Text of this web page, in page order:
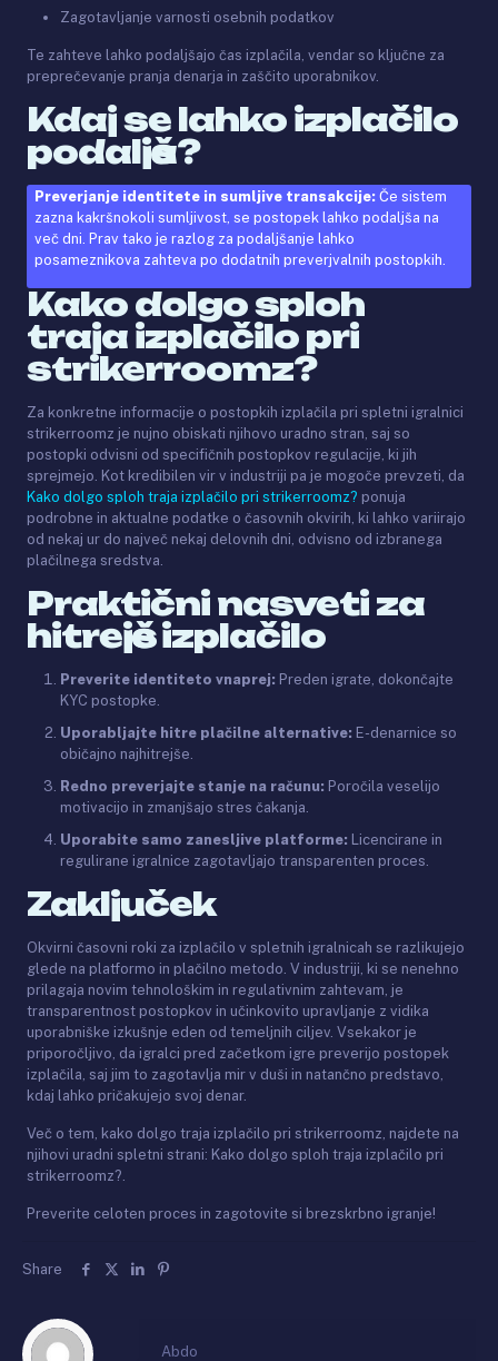
Zagotavljanje varnosti osebnih podatkov
Te zahteve lahko podaljšajo čas izplačila, vendar so ključne za
preprečevanje pranja denarja in zaščito uporabnikov.
Kdaj se lahko izplačilo
podaljša?
Preverjanje identitete in sumljive transakcije: Če sistem
zazna kakršnokoli sumljivost, se postopek lahko podaljša na
več dni. Prav tako je razlog za podaljšanje lahko
posameznikova zahteva po dodatnih preverjvalnih postopkih.
Kako dolgo sploh
traja izplačilo pri
strikerroomz?
Za konkretne informacije o postopkih izplačila pri spletni igralnici
strikerroomz je nujno obiskati njihovo uradno stran, saj so
postopki odvisni od specifičnih postopkov regulacije, ki jih
sprejmejo. Kot kredibilen vir v industriji pa je mogoče prevzeti, da
Kako dolgo sploh traja izplačilo pri strikerroomz? ponuja
podrobne in aktualne podatke o časovnih okvirih, ki lahko variirajo
od nekaj ur do največ nekaj delovnih dni, odvisno od izbranega
plačilnega sredstva.
Praktični nasveti za
hitrejše izplačilo
Preverite identiteto vnaprej: Preden igrate, dokončajte
KYC postopke.
Uporabljajte hitre plačilne alternative: E-denarnice so
običajno najhitrejše.
Redno preverjajte stanje na računu: Poročila veselijo
motivacijo in zmanjšajo stres čakanja.
Uporabite samo zanesljive platforme: Licencirane in
regulirane igralnice zagotavljajo transparenten proces.
Zaključek
Okvirni časovni roki za izplačilo v spletnih igralnicah se razlikujejo
glede na platformo in plačilno metodo. V industriji, ki se nenehno
prilagaja novim tehnološkim in regulativnim zahtevam, je
transparentnost postopkov in učinkovito upravljanje z vidika
uporabniške izkušnje eden od temeljnih ciljev. Vsekakor je
priporočljivo, da igralci pred začetkom igre preverijo postopek
izplačila, saj jim to zagotavlja mir v duši in natančno predstavo,
kdaj lahko pričakujejo svoj denar.
Več o tem, kako dolgo traja izplačilo pri strikerroomz, najdete na
njihovi uradni spletni strani: Kako dolgo sploh traja izplačilo pri
strikerroomz?.
Preverite celoten proces in zagotovite si brezskrbno igranje!
Share
Abdo